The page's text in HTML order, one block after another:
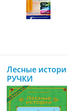
Лесные
РУЧКИ